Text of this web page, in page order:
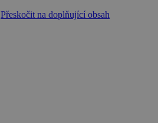
Přeskočit na doplňující obsah